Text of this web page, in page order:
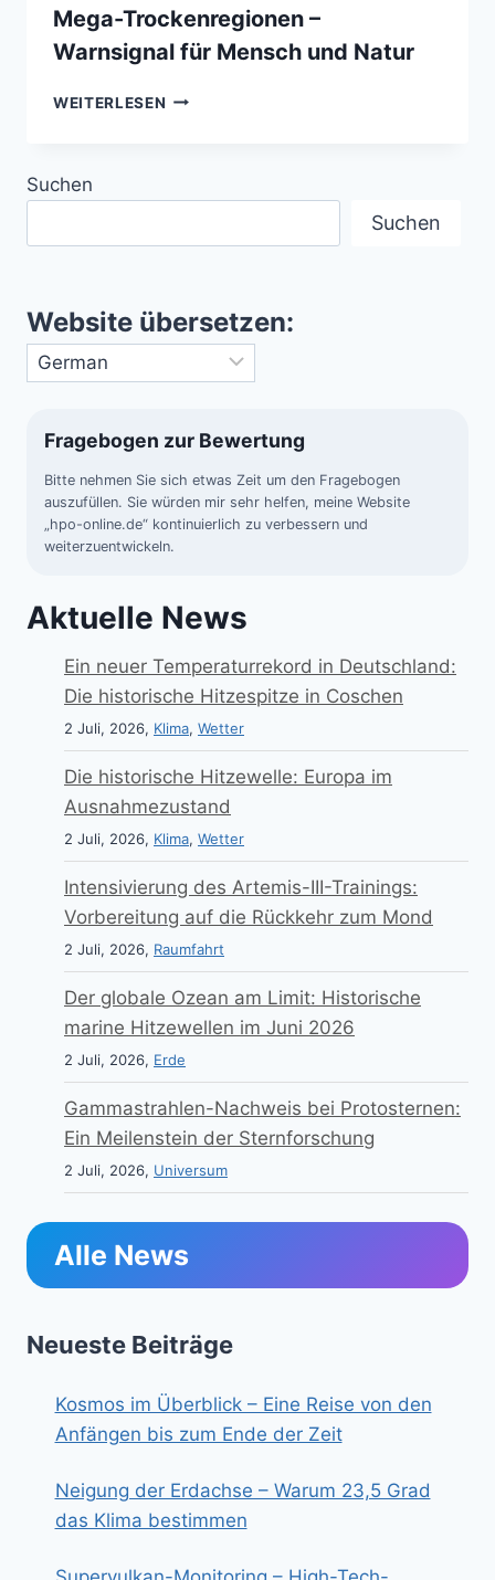
Mega-Trockenregionen –
Warnsignal für Mensch und Natur
WEITERLESEN MEGA-
Suchen
Suchen
Website übersetzen:
Fragebogen zur Bewertung
Bitte nehmen Sie sich etwas Zeit um den Fragebogen
auszufüllen. Sie würden mir sehr helfen, meine Website
„hpo-online.de“ kontinuierlich zu verbessern und
weiterzuentwickeln.
Aktuelle News
Ein neuer Temperaturrekord in Deutschland:
Die historische Hitzespitze in Coschen
2 Juli, 2026, Klima, Wetter
Die historische Hitzewelle: Europa im
Ausnahmezustand
2 Juli, 2026, Klima, Wetter
Intensivierung des Artemis-III-Trainings:
Vorbereitung auf die Rückkehr zum Mond
2 Juli, 2026, Raumfahrt
Der globale Ozean am Limit: Historische
marine Hitzewellen im Juni 2026
2 Juli, 2026, Erde
Gammastrahlen-Nachweis bei Protosternen:
Ein Meilenstein der Sternforschung
2 Juli, 2026, Universum
Alle News
Neueste Beiträge
Kosmos im Überblick – Eine Reise von den
Anfängen bis zum Ende der Zeit
Neigung der Erdachse – Warum 23,5 Grad
das Klima bestimmen